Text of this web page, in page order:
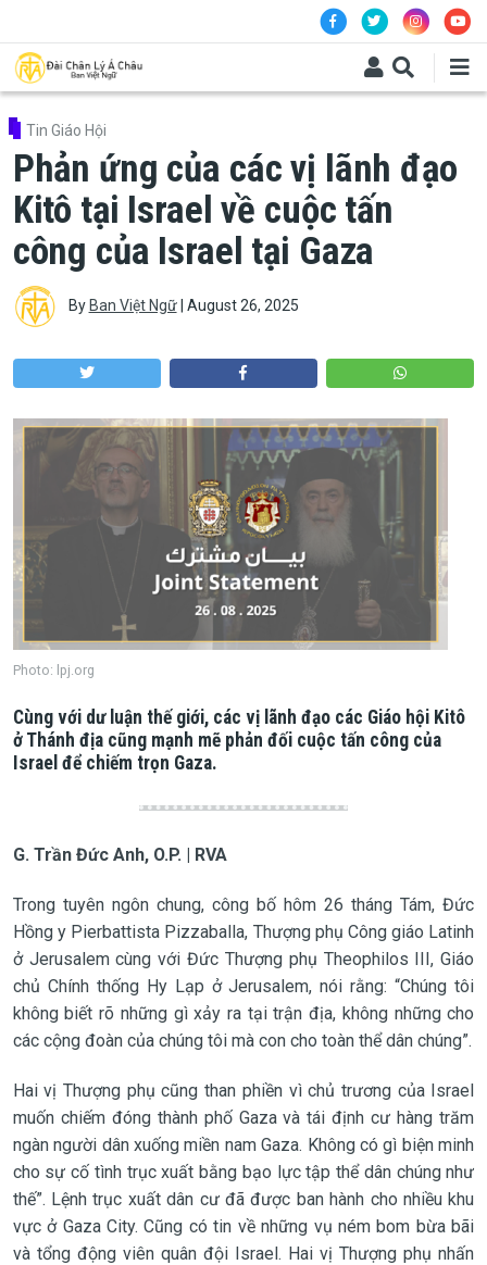
Tin Giáo Hội
Phản ứng của các vị lãnh đạo
Kitô tại Israel về cuộc tấn
công của Israel tại Gaza
By Ban Việt Ngữ| August 26, 2025
Photo: lpj.org
Cùng với dư luận thế giới, các vị lãnh đạo các Giáo hội Kitô
ở Thánh địa cũng mạnh mẽ phản đối cuộc tấn công của
Israel để chiếm trọn Gaza.
G. Trần Đức Anh, O.P. | RVA
Trong tuyên ngôn chung, công bố hôm 26 tháng Tám, Đức
Hồng y Pierbattista Pizzaballa, Thượng phụ Công giáo Latinh
ở Jerusalem cùng với Đức Thượng phụ Theophilos III, Giáo
chủ Chính thống Hy Lạp ở Jerusalem, nói rằng: “Chúng tôi
không biết rõ những gì xảy ra tại trận địa, không những cho
các cộng đoàn của chúng tôi mà con cho toàn thể dân chúng”.
Hai vị Thượng phụ cũng than phiền vì chủ trương của Israel
muốn chiếm đóng thành phố Gaza và tái định cư hàng trăm
ngàn người dân xuống miền nam Gaza. Không có gì biện minh
cho sự cố tình trục xuất bằng bạo lực tập thể dân chúng như
thế”. Lệnh trục xuất dân cư đã được ban hành cho nhiều khu
vực ở Gaza City. Cũng có tin về những vụ ném bom bừa bãi
và tổng động viên quân đội Israel. Hai vị Thượng phụ nhấn